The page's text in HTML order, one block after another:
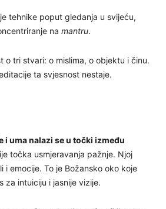
tehnike poput gledanja u svijeću,
na mantru.
o tri stvari: o mislima, o objektu i činu.
ta svjesnost nestaje.
i uma nalazi se u točki između
točka usmjeravanja pažnje. Njoj
i emocije. To je Božansko oko koje
za intuiciju i jasnije vizije.